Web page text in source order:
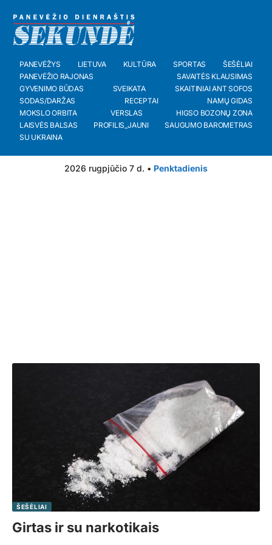
PANEVĖŽYS LIETUVA KULTŪRA SPORTAS
ŠEŠĖLIAI
PANEVĖŽIO RAJONAS
SAVAITĖS KLAUSIMAS
GYVENIMO BŪDAS
SVEIKATA
SKAITINIAI ANT SOFOS
SODAS/DARŽAS
RECEPTAI
NAMŲ GIDAS
MOKSLO ORBITA
VERSLAS
HIGSO BOZONŲ ZONA
LAISVĖS BALSAS
PROFILIS_JAUNI
SAUGUMO BAROMETRAS
SU UKRAINA
2026 rugpjūčio 7 d. • Penktadienis
ŠEŠĖLIAI
Girtas ir su narkotikais